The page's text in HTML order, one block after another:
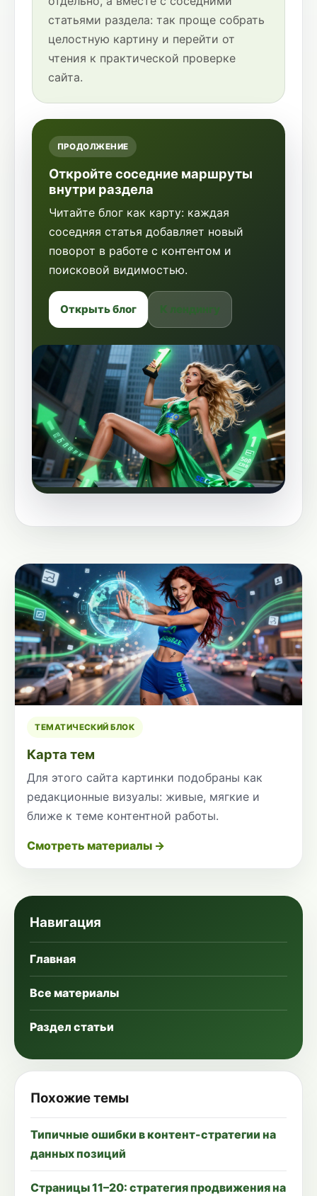
статьями раздела: так проще собрать
целостную картину и перейти от
чтения к практической проверке
сайта.
ПРОДОЛЖЕНИЕ
Откройте соседние маршруты
внутри раздела
Читайте блог как карту: каждая
соседняя статья добавляет новый
поворот в работе с контентом и
поисковой видимостью.
Открыть блог К лендингу
ТЕМАТИЧЕСКИЙ БЛОК
Карта тем
Для этого сайта картинки подобраны как
редакционные визуалы: живые, мягкие и
ближе к теме контентной работы.
Смотреть материалы →
Навигация
Главная
Все материалы
Раздел статьи
Похожие темы
Типичные ошибки в контент-стратегии на
данных позиций
Страницы 11–20: стратегия продвижения на